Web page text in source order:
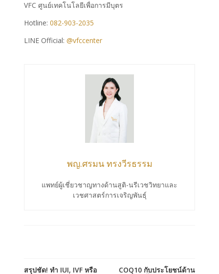
VFC ศูนย์เทคโนโลยีเพื่อการมีบุตร
Hotline: 082-903-2035
LINE Official: @vfccenter
พญ.ศรมน ทรงวีรธรรม
แพทย์ผู้เชี่ยวชาญทางด้านสูติ-นรีเวชวิทยาและ
เวชศาสตร์การเจริญพันธุ์
สรุปชัด! ทำ IUI, IVF หรือ
COQ10 กับประโยชน์ด้าน